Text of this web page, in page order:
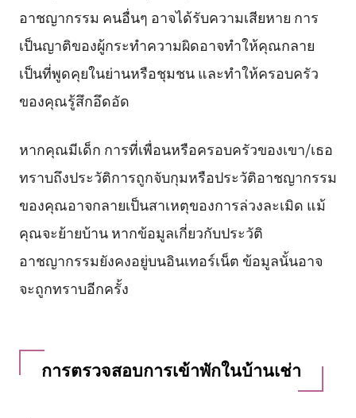
อาชญากรรม คนอื่นๆ อาจได้รับความเสียหาย การ
เป็นญาติของผู้กระทำความผิดอาจทำให้คุณกลาย
เป็นที่พูดคุยในย่านหรือชุมชน และทำให้ครอบครัว
ของคุณรู้สึกอึดอัด
หากคุณมีเด็ก การที่เพื่อนหรือครอบครัวของเขา/เธอ
ทราบถึงประวัติการถูกจับกุมหรือประวัติอาชญากรรม
ของคุณอาจกลายเป็นสาเหตุของการล่วงละเมิด แม้
คุณจะย้ายบ้าน หากข้อมูลเกี่ยวกับประวัติ
อาชญากรรมยังคงอยู่บนอินเทอร์เน็ต ข้อมูลนั้นอาจ
จะถูกทราบอีกครั้ง
การตรวจสอบการเข้าพักในบ้านเช่า